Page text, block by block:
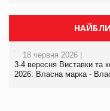
18 червня 2026 |
3-4 вересня Виставки та
2026: Власна марка -